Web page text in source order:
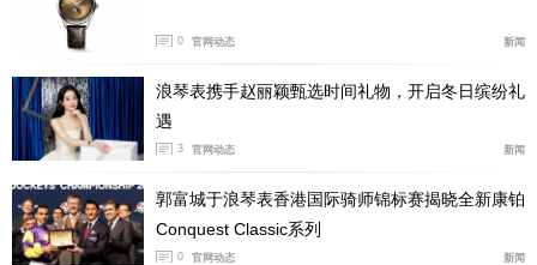
自2007年问世以来，康卡斯潜水系列始终在实用性能
与低调优雅之间寻得平衡，陪伴无数探索者踏上征程。今
年，该系列迎来全面焕新，以更鲜明的个性、更精致的美
0 官网动态 新闻
浪琴表携手赵丽颖甄选时间礼物，开启冬日缤纷礼
遇
3 官网动态 新闻
郭富城于浪琴表香港国际骑师锦标赛揭晓全新康铂
Conquest Classic系列
0 官网动态 新闻